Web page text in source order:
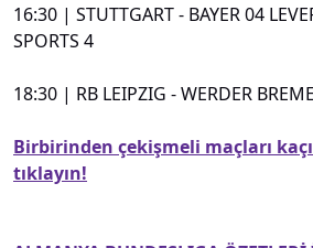
16:30 | STUTTGART - BAYER 04
SPORTS 4
18:30 | RB LEIPZIG - WERDER
Birbirinden çekişmeli maçları
tıklayın!